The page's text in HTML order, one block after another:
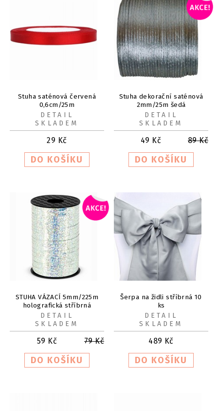
Stuha saténová červená
0,6cm/25m
29 Kč
DETAIL
SKLADEM
Stuha dekorační saténová
2mm/25m šedá
49 Kč 89Kč
DETAIL
SKLADEM
STUHA VÁZACÍ 5mm/225m
holografická stříbrná
59 Kč 79Kč
DETAIL
SKLADEM
Šerpa na židli stříbrná 10
ks
489 Kč
DETAIL
SKLADEM